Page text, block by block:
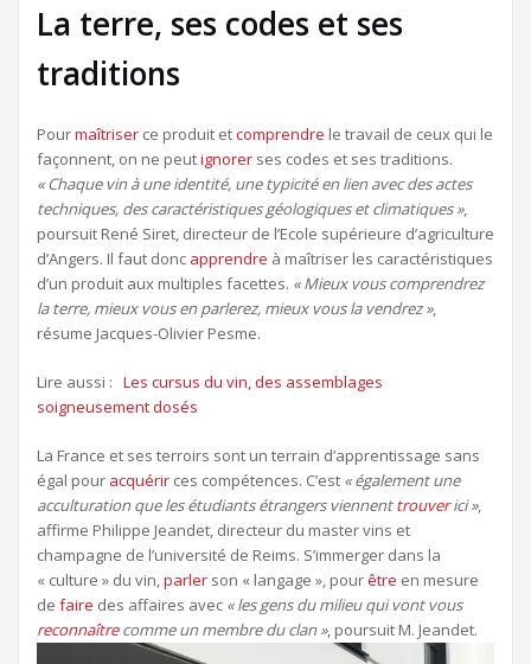
La terre, ses codes et ses
traditions
Pourmaîtriser ce produit etcomprendre le travail de ceux qui le
façonnent, on ne peutignorer ses codes et ses traditions.
« Chaque vin à une identité, une typicité en lien avec des actes
techniques, des caractéristiques géologiques et climatiques »,
poursuit René Siret, directeur de l’Ecole supérieure d’agriculture
d’Angers. Il faut donc apprendre à maîtriser les caractéristiques
d’un produit aux multiples facettes. « Mieux vous comprendrez
la terre, mieux vous en parlerez, mieux vous la vendrez »,
résume Jacques-Olivier Pesme.
Lire aussi : Les cursus du vin, des assemblages
soigneusement dosés
La France et ses terroirs sont un terrain d’apprentissage sans
égal pour acquérir ces compétences. C’est « également une
acculturation que les étudiants étrangers viennenttrouverici »,
affirme Philippe Jeandet, directeur du master vins et
champagne de l’université de Reims. S’immerger dans la
« culture » du vin,parler son « langage », pourêtre en mesure
de faire des affaires avec « les gens du milieu qui vont vous
reconnaîtrecomme un membre du clan », poursuit M. Jeandet.